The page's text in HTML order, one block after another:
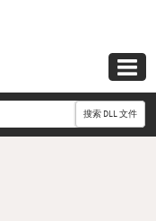

搜索 DLL 文件